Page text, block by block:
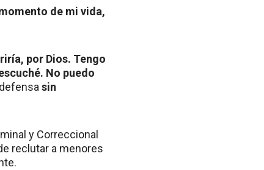
de mi vida,
por Dios. Tengo
No puedo
sin
y Correccional
reclutar a menores